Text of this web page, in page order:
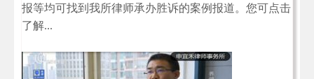
报等均可找到我所律师承办胜诉的案例报道。您可点击
了解...